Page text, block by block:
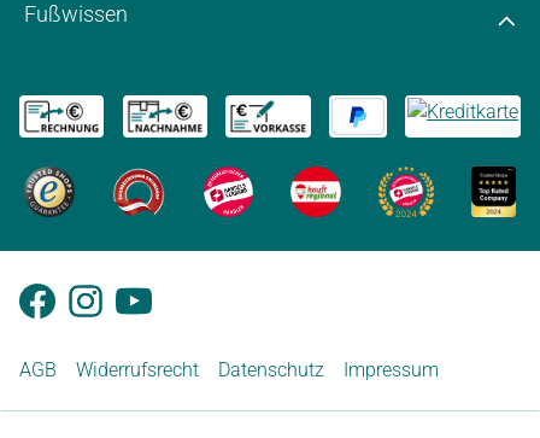
Fußwissen
AGB Widerrufsrecht Datenschutz Impressum